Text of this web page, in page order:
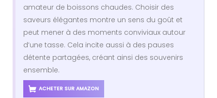
amateur de boissons chaudes. Choisir des
saveurs élégantes montre un sens du goût et
peut mener à des moments conviviaux autour
d’une tasse. Cela incite aussi à des pauses
détente partagées, créant ainsi des souvenirs
ensemble.
ACHETER SUR AMAZON